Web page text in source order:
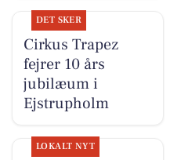
DET SKER
Cirkus Trapez
fejrer 10 års
jubilæum i
Ejstrupholm
LOKALT NYT